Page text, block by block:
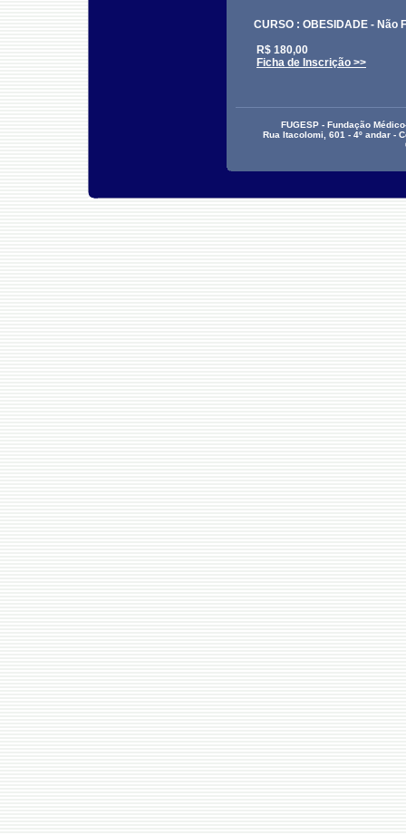
CURSO : OBESIDADE - Não
R$ 180,00
Ficha de Inscrição >>
FUGESP - Fundação
Rua Itacolomi, 601 - 4º andar -